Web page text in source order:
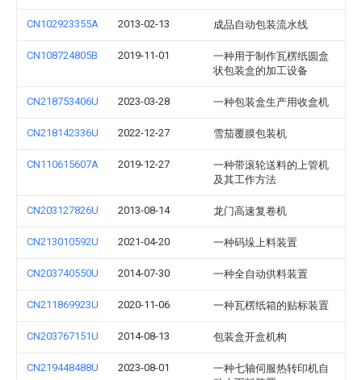
CN102923355A 2013-02-13 成品自动包装流水线
CN108724805B 2019-11-01
一种用于制作瓦楞纸圆盒
状包装盒的加工设备
CN218753406U 2023-03-28 一种包装盒生产用收盒机
CN218142336U 2022-12-27 雪茄覆膜包装机
CN110615607A 2019-12-27
一种带滚轮送料的上管机
及其工作方法
CN203127826U 2013-08-14 龙门高速复卷机
CN213010592U 2021-04-20 一种码垛上料装置
CN203740550U 2014-07-30 一种全自动供料装置
CN211869923U 2020-11-06 一种瓦楞纸箱的贴标装置
CN203767151U 2014-08-13 包装盒开盒机构
CN219448488U 2023-08-01
一种七轴伺服热转印机自